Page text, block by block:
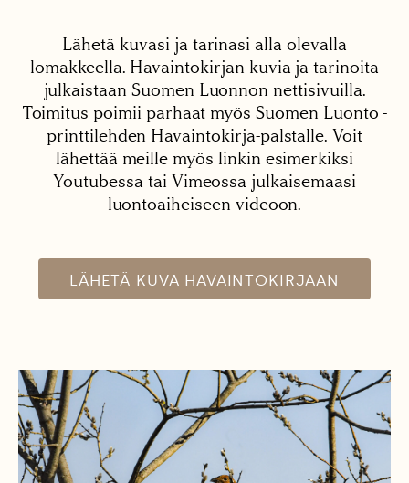
Lähetä kuvasi ja tarinasi alla olevalla
lomakkeella. Havaintokirjan kuvia ja tarinoita
julkaistaan Suomen Luonnon nettisivuilla.
Toimitus poimii parhaat myös Suomen Luonto -
printtilehden Havaintokirja-palstalle. Voit
lähettää meille myös linkin esimerkiksi
Youtubessa tai Vimeossa julkaisemaasi
luontoaiheiseen videoon.
LÄHETÄ KUVA HAVAINTOKIRJAAN